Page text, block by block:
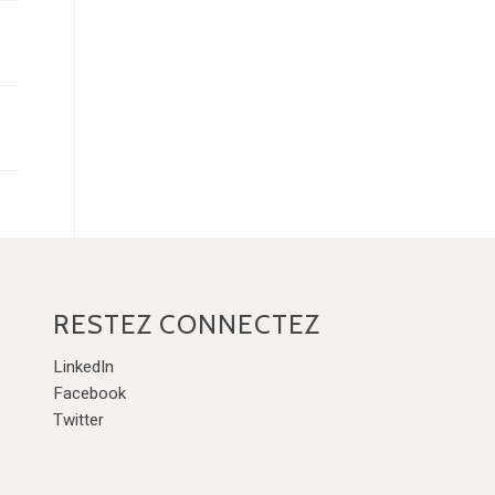
RESTEZ CONNECTEZ
LinkedIn
Facebook
Twitter